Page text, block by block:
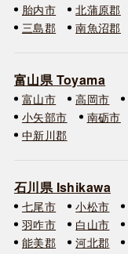
胎内市
北蒲原郡
三島郡
南魚沼郡
富山県 Toyama
富山市 高岡市
小矢部市
南砺市
中新川郡
石川県 Ishikawa
七尾市 小松市
羽咋市
白山市
能美郡
河北郡